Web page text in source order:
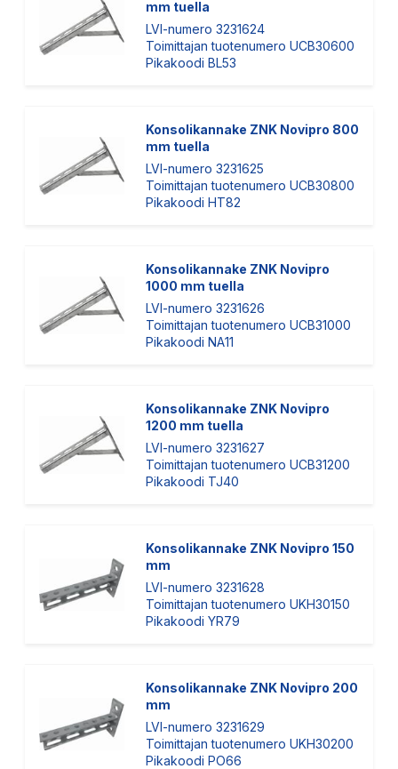
mm tuella
LVI-numero 3231624
Toimittajan tuotenumero UCB30600
Pikakoodi BL53
Konsolikannake ZNK Novipro 800
mm tuella
LVI-numero 3231625
Toimittajan tuotenumero UCB30800
Pikakoodi HT82
Konsolikannake ZNK Novipro
1000 mm tuella
LVI-numero 3231626
Toimittajan tuotenumero UCB31000
Pikakoodi NA11
Konsolikannake ZNK Novipro
1200 mm tuella
LVI-numero 3231627
Toimittajan tuotenumero UCB31200
Pikakoodi TJ40
Konsolikannake ZNK Novipro 150
mm
LVI-numero 3231628
Toimittajan tuotenumero UKH30150
Pikakoodi YR79
Konsolikannake ZNK Novipro 200
mm
LVI-numero 3231629
Toimittajan tuotenumero UKH30200
Pikakoodi PO66